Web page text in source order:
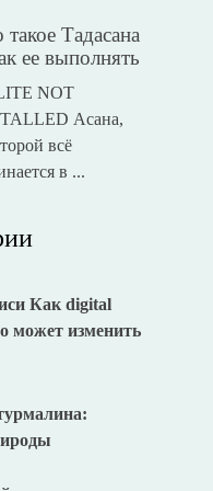
такое Тадасана
ее выполнять
NOT
Асана,
всё
в ...
Как digital
может изменить